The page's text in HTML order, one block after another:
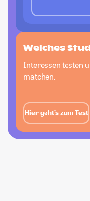
Welches
Interessen testen
matchen.
Hier geht’s zum Test